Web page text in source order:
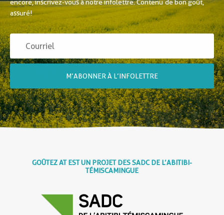
encore, inscrivez-vous à notre infolettre. Contenu de bon goût,
assuré!
M’ABONNER À L’INFOLETTRE
GOÛTEZ AT EST UN PROJET DES SADC DE L’ABITIBI-
TÉMISCAMINGUE